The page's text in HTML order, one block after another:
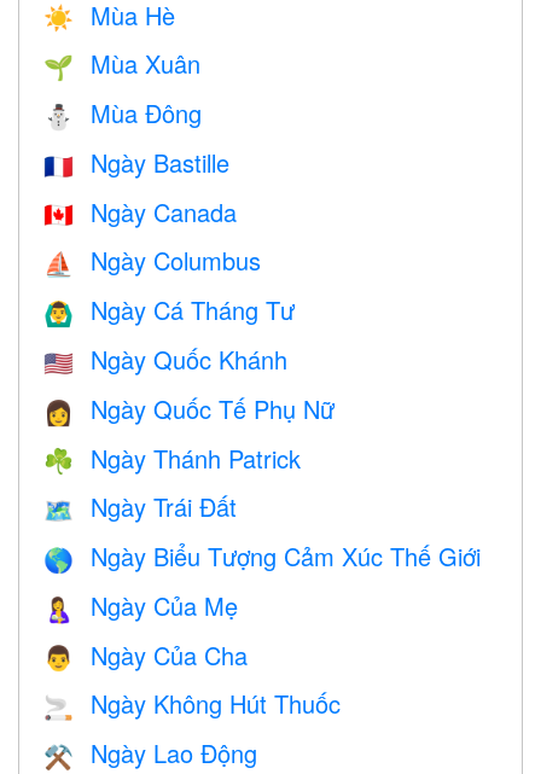
☀️ Mùa Hè
🌱 Mùa Xuân
⛄ Mùa Đông
🇫🇷 Ngày Bastille
🇨🇦 Ngày Canada
⛵️ Ngày Columbus
🙆‍♂️ Ngày Cá Tháng Tư
🇺🇸 Ngày Quốc Khánh
👩 Ngày Quốc Tế Phụ Nữ
☘️ Ngày Thánh Patrick
🗺️ Ngày Trái Đất
🌎 Ngày Biểu Tượng Cảm Xúc Thế Giới
🤱 Ngày Của Mẹ
👨 Ngày Của Cha
🚬 Ngày Không Hút Thuốc
⚒️ Ngày Lao Động